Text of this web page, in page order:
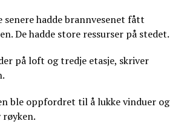
hadde brannvesenet fått
De hadde store ressurser på stedet.
på loft og tredje etasje, skriver
ble oppfordret til å lukke vinduer og